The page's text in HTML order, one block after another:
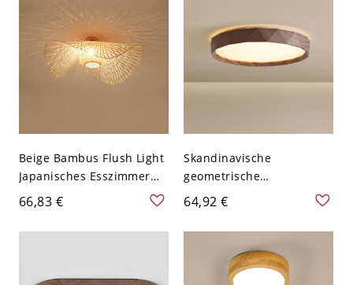
Beige Bambus Flush Light
Japanisches Esszimmer
Flush Mount
Deckenleuchten mit 1
Licht - Braun 110V-120V
66,83 €
Skandinavische
geometrische
Deckenleuchte,
Metallleuchte in Holzoptik
mit Acrylschirm - 110V-
120V 30,48 cm Dunkle
Walnuss
64,92 €